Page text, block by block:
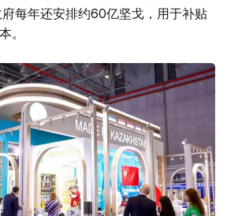
每年还安排约60亿坚戈，用于补贴
。